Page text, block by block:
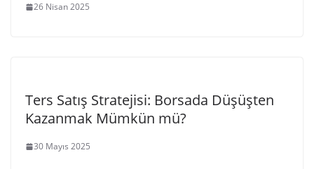
26 Nisan 2025
Ters Satış Stratejisi: Borsada Düşüşten
Kazanmak Mümkün mü?
30 Mayıs 2025